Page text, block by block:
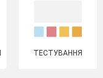
ТЕСТУВАННЯ